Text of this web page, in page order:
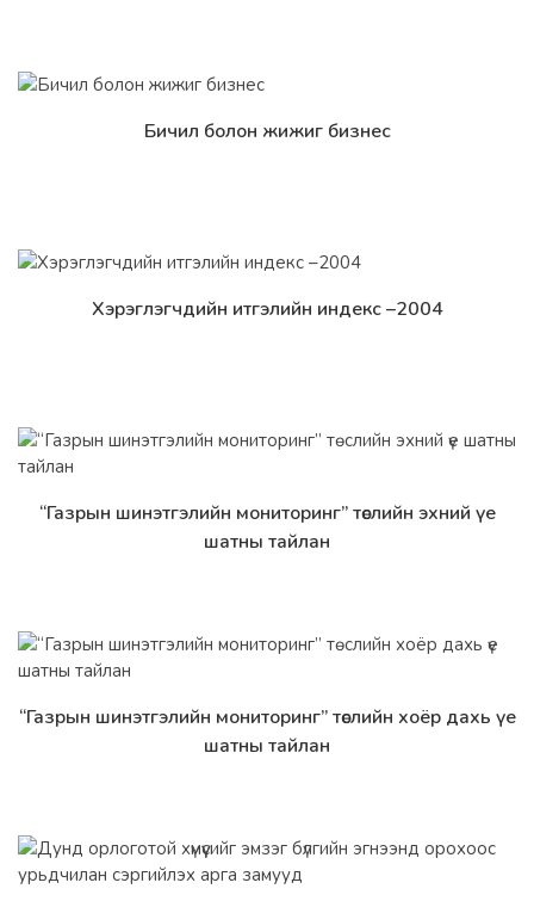
Дэлгэрэнгүй
Бичил болон жижиг бизнес
Дэлгэрэнгүй
Хэрэглэгчдийн итгэлийн индекс –2004
Дэлгэрэнгүй
“Газрын шинэтгэлийн мониторинг” төслийн эхний үе
шатны тайлан
Дэлгэрэнгүй
“Газрын шинэтгэлийн мониторинг” төслийн хоёр дахь үе
шатны тайлан